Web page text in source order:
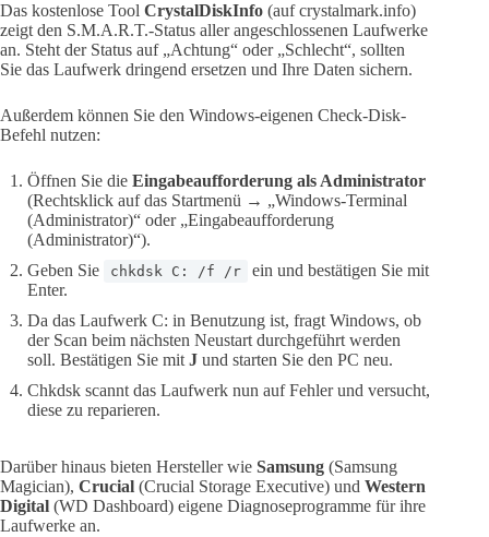
Das kostenlose Tool CrystalDiskInfo (auf crystalmark.info)
zeigt den S.M.A.R.T.-Status aller angeschlossenen Laufwerke
an. Steht der Status auf „Achtung“ oder „Schlecht“, sollten
Sie das Laufwerk dringend ersetzen und Ihre Daten sichern.
Außerdem können Sie den Windows-eigenen Check-Disk-
Befehl nutzen:
Öffnen Sie die Eingabeaufforderung als Administrator
(Rechtsklick auf das Startmenü → „Windows-Terminal
(Administrator)“ oder „Eingabeaufforderung
(Administrator)“).
Geben Sie
chkdsk C: /f /r
ein und bestätigen Sie mit
Enter.
Da das Laufwerk C: in Benutzung ist, fragt Windows, ob
der Scan beim nächsten Neustart durchgeführt werden
soll. Bestätigen Sie mit J und starten Sie den PC neu.
Chkdsk scannt das Laufwerk nun auf Fehler und versucht,
diese zu reparieren.
Darüber hinaus bieten Hersteller wie Samsung (Samsung
Magician), Crucial (Crucial Storage Executive) und Western
Digital (WD Dashboard) eigene Diagnoseprogramme für ihre
Laufwerke an.